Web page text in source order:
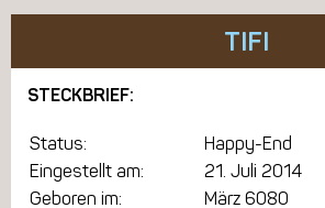
TIFI
STECKBRIEF:
Status:
Happy-End
Eingestellt am:
21. Juli 2014
Geboren im:
März 6080